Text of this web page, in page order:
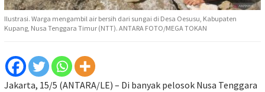
Ilustrasi. Warga mengambil air bersih dari sungai di Desa Oesusu, Kabupaten
Kupang, Nusa Tenggara Timur (NTT). ANTARA FOTO/MEGA TOKAN
Jakarta, 15/5 (ANTARA/LE) – ​Di banyak pelosok Nusa Tenggara